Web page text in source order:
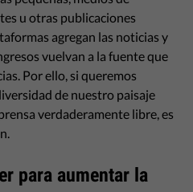
u otras publicaciones
agregan las noticias y
vuelvan a la fuente que
Por ello, si queremos
de nuestro paisaje
verdaderamente libre, es
para aumentar la